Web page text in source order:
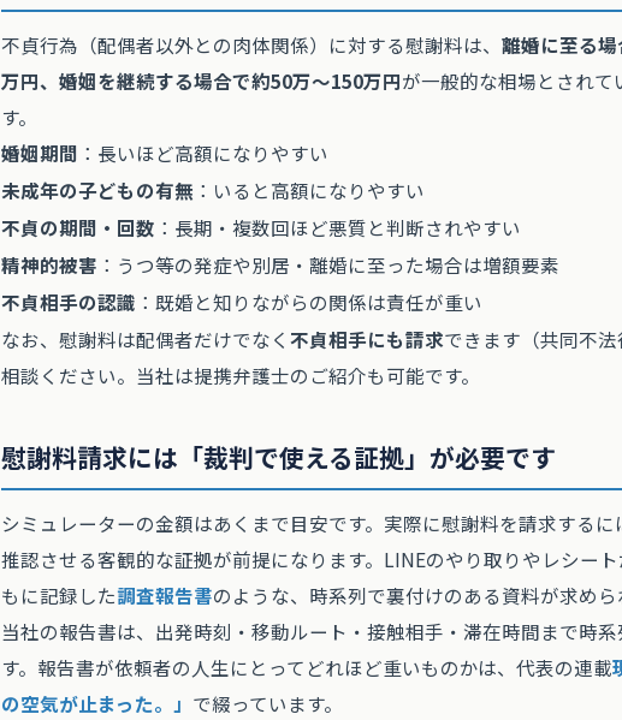
不貞行為（配偶者以外との肉体関係）に対する慰謝料は、 離婚に至る
万円、婚姻を継続する場合で約50万〜150万円が一般的な相場とされて
す。
婚姻期間 ：長いほど高額になりやすい
未成年の子どもの有無 ：いると高額になりやすい
不貞の期間・回数 ：長期・複数回ほど悪質と判断されやすい
精神的被害 ：うつ等の発症や別居・離婚に至った場合は増額要素
不貞相手の認識 ：既婚と知りながらの関係は責任が重い
なお、慰謝料は配偶者だけでなく 不貞相手にも請求できます（共同不
相談ください。当社は提携弁護士のご紹介も可能です。
慰謝料請求には「裁判で使える証拠」が必要です
シミュレーターの金額はあくまで目安です。実際に慰謝料を請求する
推認させる客観的な証拠が前提になります。LINEのやり取りやレシー
もに記録した調査報告書のような、時系列で裏付けのある資料が求めら
当社の報告書は、出発時刻・移動ルート・接触相手・滞在時間まで時
す。報告書が依頼者の人生にとってどれほど重いものかは、代表の連載
の空気が止まった。」 で綴っています。